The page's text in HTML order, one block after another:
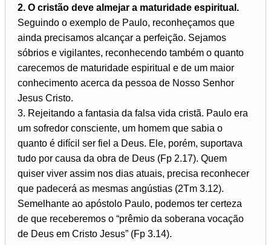
2. O cristão deve almejar a maturidade espiritual.
Seguindo o exemplo de Paulo, reconheçamos que
ainda precisamos alcançar a perfeição. Sejamos
sóbrios e vigilantes, reconhecendo também o quanto
carecemos de maturidade espiritual e de um maior
conhecimento acerca da pessoa de Nosso Senhor
Jesus Cristo.
3. Rejeitando a fantasia da falsa vida cristã. Paulo era
um sofredor consciente, um homem que sabia o
quanto é difícil ser fiel a Deus. Ele, porém, suportava
tudo por causa da obra de Deus (Fp 2.17). Quem
quiser viver assim nos dias atuais, precisa reconhecer
que padecerá as mesmas angústias (2Tm 3.12).
Semelhante ao apóstolo Paulo, podemos ter certeza
de que receberemos o “prêmio da soberana vocação
de Deus em Cristo Jesus” (Fp 3.14).